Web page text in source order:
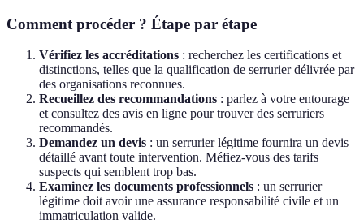
Comment procéder ? Étape par étape
Vérifiez les accréditations : recherchez les certifications et
distinctions, telles que la qualification de serrurier délivrée par
des organisations reconnues.
Recueillez des recommandations : parlez à votre entourage
et consultez des avis en ligne pour trouver des serruriers
recommandés.
Demandez un devis : un serrurier légitime fournira un devis
détaillé avant toute intervention. Méfiez-vous des tarifs
suspects qui semblent trop bas.
Examinez les documents professionnels : un serrurier
légitime doit avoir une assurance responsabilité civile et un
immatriculation valide.